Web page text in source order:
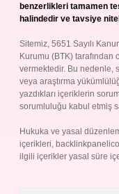
benzerlikleri tamamen
halindedir ve tavsiye
Sitemiz, 5651 Sayılı
Kurumu (BTK) tarafından
vermektedir. Bu nedenle,
veya araştırma
yazdıkları içeriklerin
sorumluluğu kabul etmiş
Hukuka ve yasal
içerikleri,
ilgili içerikler yasal süre